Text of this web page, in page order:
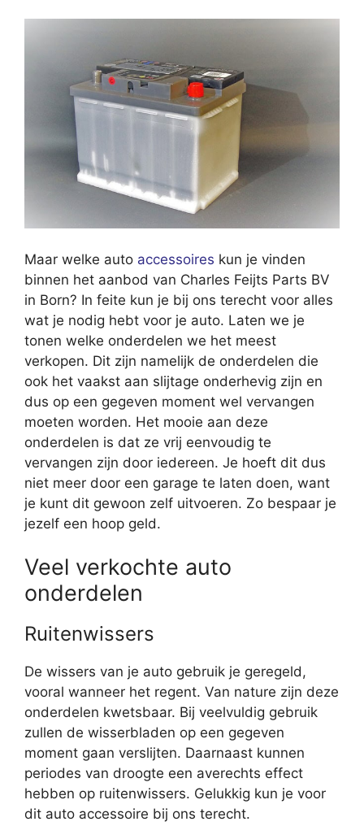
Maar welke auto accessoires kun je vinden
binnen het aanbod van Charles Feijts Parts BV
in Born? In feite kun je bij ons terecht voor alles
wat je nodig hebt voor je auto. Laten we je
tonen welke onderdelen we het meest
verkopen. Dit zijn namelijk de onderdelen die
ook het vaakst aan slijtage onderhevig zijn en
dus op een gegeven moment wel vervangen
moeten worden. Het mooie aan deze
onderdelen is dat ze vrij eenvoudig te
vervangen zijn door iedereen. Je hoeft dit dus
niet meer door een garage te laten doen, want
je kunt dit gewoon zelf uitvoeren. Zo bespaar je
jezelf een hoop geld.
Veel verkochte auto
onderdelen
Ruitenwissers
De wissers van je auto gebruik je geregeld,
vooral wanneer het regent. Van nature zijn deze
onderdelen kwetsbaar. Bij veelvuldig gebruik
zullen de wisserbladen op een gegeven
moment gaan verslijten. Daarnaast kunnen
periodes van droogte een averechts effect
hebben op ruitenwissers. Gelukkig kun je voor
dit auto accessoire bij ons terecht.